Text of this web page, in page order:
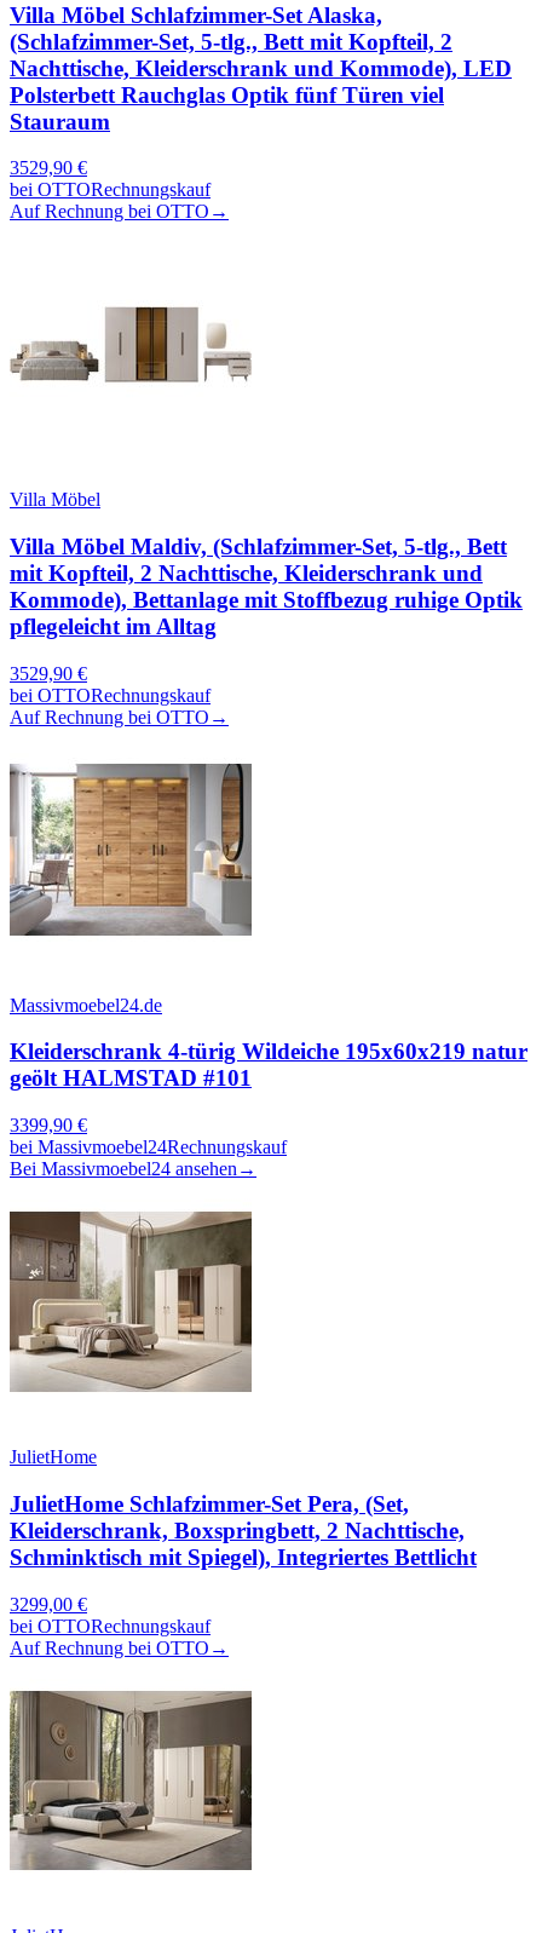
Villa Möbel Schlafzimmer-Set Alaska,
(Schlafzimmer-Set, 5-tlg., Bett mit Kopfteil, 2
Nachttische, Kleiderschrank und Kommode), LED
Polsterbett Rauchglas Optik fünf Türen viel
Stauraum
3529,90 €
bei OTTORechnungskauf
Auf Rechnung bei OTTO →
Villa Möbel
Villa Möbel Maldiv, (Schlafzimmer-Set, 5-tlg., Bett
mit Kopfteil, 2 Nachttische, Kleiderschrank und
Kommode), Bettanlage mit Stoffbezug ruhige Optik
pflegeleicht im Alltag
3529,90 €
bei OTTORechnungskauf
Auf Rechnung bei OTTO →
Massivmoebel24.de
Kleiderschrank 4-türig Wildeiche 195x60x219 natur
geölt HALMSTAD #101
3399,90 €
bei Massivmoebel24Rechnungskauf
Bei Massivmoebel24 ansehen →
JulietHome
JulietHome Schlafzimmer-Set Pera, (Set,
Kleiderschrank, Boxspringbett, 2 Nachttische,
Schminktisch mit Spiegel), Integriertes Bettlicht
3299,00 €
bei OTTORechnungskauf
Auf Rechnung bei OTTO →